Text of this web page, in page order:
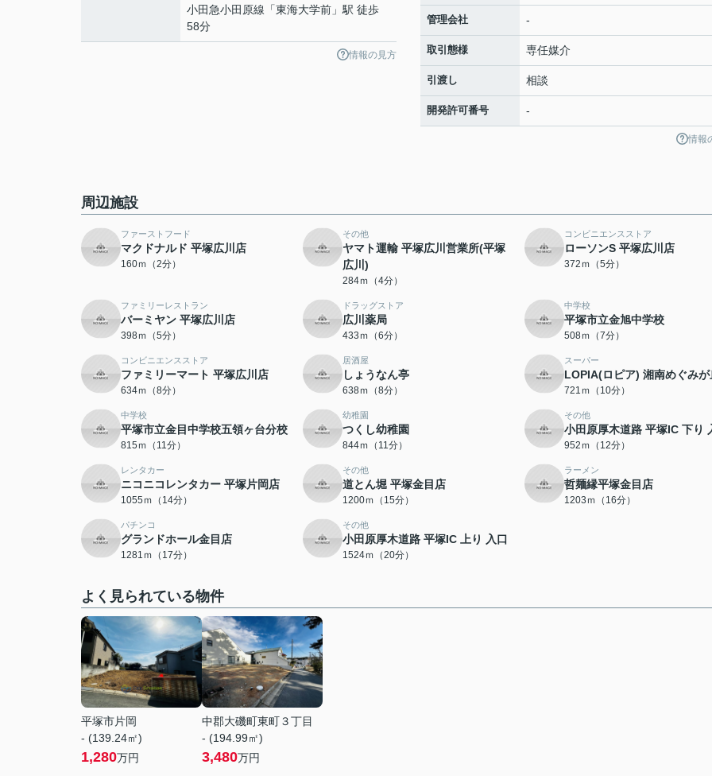
小田急小田原線 「東海大学前 」駅 徒歩
58分
情報の見方
管理会社 -
取引態様 専任媒介
引渡し 相談
開発許可番号 -
情報
周辺施設
ファーストフード
マクドナルド 平塚広川店
160ｍ（2分）
その他
ヤマト運輸 平塚広川営業所(平塚
広川)
284ｍ（4分）
コンビニエンスストア
ローソンS 平塚広川店
372ｍ（5分）
ファミリーレストラン
バーミヤン 平塚広川店
398ｍ（5分）
ドラッグストア
広川薬局
433ｍ（6分）
中学校
平塚市立金旭中学校
508ｍ（7分）
コンビニエンスストア
ファミリーマート 平塚広川店
634ｍ（8分）
居酒屋
しょうなん亭
638ｍ（8分）
スーパー
LOPIA(ロピア) 湘南めぐみが
721ｍ（10分）
中学校
平塚市立金目中学校五領ヶ台分校
815ｍ（11分）
幼稚園
つくし幼稚園
844ｍ（11分）
その他
小田原厚木道路 平塚IC 下り
952ｍ（12分）
レンタカー
ニコニコレンタカー 平塚片岡店
1055ｍ（14分）
その他
道とん堀 平塚金目店
1200ｍ（15分）
ラーメン
哲麺縁平塚金目店
1203ｍ（16分）
パチンコ
グランドホール金目店
1281ｍ（17分）
その他
小田原厚木道路 平塚IC 上り 入口
1524ｍ（20分）
よく見られている物件
平塚市片岡
- (139.24㎡)
1,280万円
中郡大磯町東町３丁目
- (194.99㎡)
3,480万円